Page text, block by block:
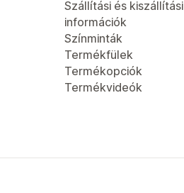
Szállítási és kiszállítási
információk
Színminták
Termékfülek
Termékopciók
Termékvideók